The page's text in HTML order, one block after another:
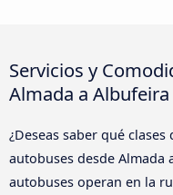
Servicios y
Almada a Albufeira
¿Deseas saber qué
autobuses desde Almada
autobuses operan en la